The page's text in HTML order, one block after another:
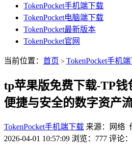
TokenPocket手机端下载
TokenPocket电脑端下载
TokenPocket最新版本
TokenPocket官网
当前位置： 首页 > TokenPocket手机
tp苹果版免费下载-TP钱
便捷与安全的数字资产
TokenPocket手机端下载 来源：网络
2026-04-01 10:57:09 浏览：777 评论